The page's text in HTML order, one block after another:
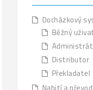
Docházkový
Běžný
Distributor
Překladatel